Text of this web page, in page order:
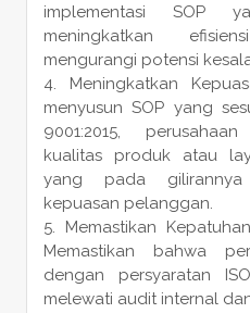
implementasi SOP
meningkatkan
mengurangi potensi
Meningkatkan
menyusun SOP yang
9001:2015,
kualitas produk atau
yang pada
kepuasan pelanggan.
Memastikan
Memastikan bahwa
dengan persyaratan
melewati audit internal